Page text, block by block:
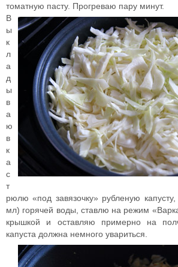
томатную пасту. Прогреваю пару минут.
В
ы
к
л
а
д
ы
в
а
ю
в
к
а
с
т
рюлю «под завязочку» рубленую
мл) горячей воды, ставлю на режим
крышкой и оставляю примерно на
капуста должна немного увариться.